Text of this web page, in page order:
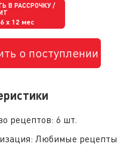
В РАССРОЧКУ /
x 12 мес
о поступлении
рецептов:6 шт.
Любимые рецепты